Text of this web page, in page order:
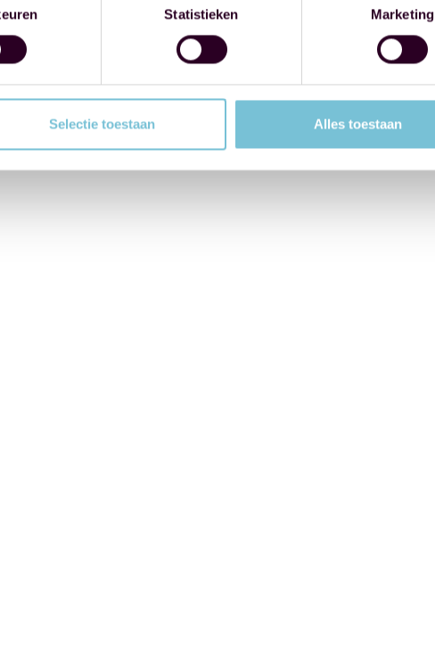
Statistieken Marketing
Selectie toestaan Alles toestaan